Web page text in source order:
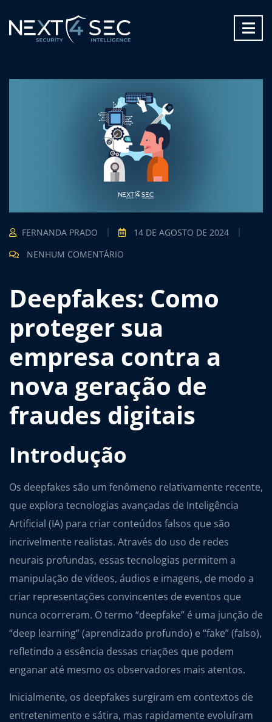
FERNANDA PRADO
14 DE AGOSTO DE 2024
NENHUM COMENTÁRIO
Deepfakes: Como
proteger sua
empresa contra a
nova geração de
fraudes digitais
Introdução
Os deepfakes são um fenômeno relativamente recente,
que explora tecnologias avançadas de Inteligência
Artificial (IA) para criar conteúdos falsos que são
incrivelmente realistas. Através do uso de redes
neurais profundas, essas tecnologias permitem a
manipulação de vídeos, áudios e imagens, de modo a
criar representações convincentes de eventos que
nunca ocorreram. O termo “deepfake” é uma junção de
“deep learning” (aprendizado profundo) e “fake” (falso),
refletindo a essência dessas criações que podem
enganar até mesmo os observadores mais atentos.
Inicialmente, os deepfakes surgiram em contextos de
entretenimento e sátira, mas rapidamente evoluíram